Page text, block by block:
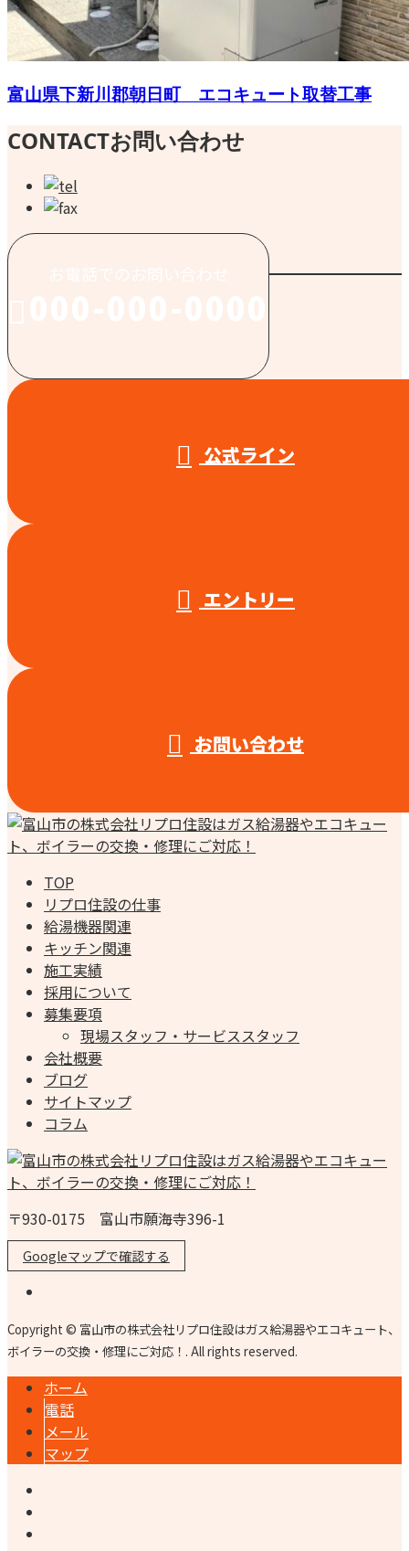
富山県下新川郡朝日町 エコキュート取替工事
CONTACTお問い合わせ
公式ライン
エントリー
お問い合わせ
TOP
リプロ住設の仕事
給湯機器関連
キッチン関連
施工実績
採用について
募集要項
現場スタッフ・サービススタッフ
会社概要
ブログ
サイトマップ
コラム
〒930-0175 富山市願海寺396-1
Googleマップで確認する
Copyright © 富山市の株式会社リプロ住設はガス給湯器やエコキュート、
ボイラーの交換・修理にご対応！. All rights reserved.
ホーム
電話
メール
マップ